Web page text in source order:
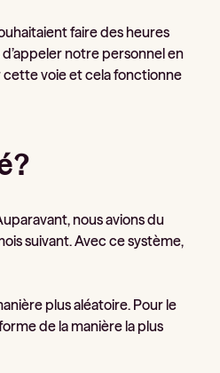
faire des heures
d’appeler notre personnel en
cette voie et cela fonctionne
?
nous avions du
suivant. Avec ce système,
plus aléatoire. Pour le
de la manière la plus